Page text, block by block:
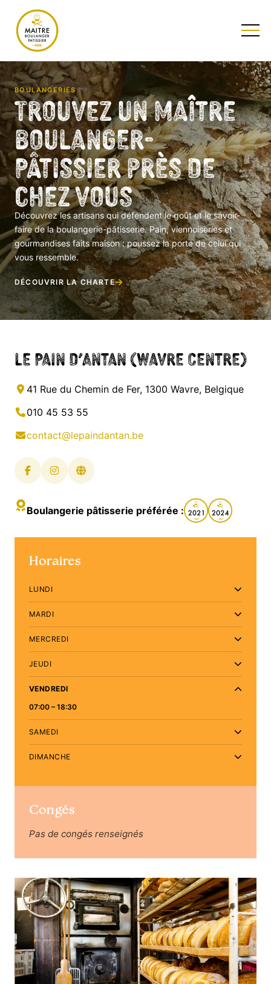
BOULANGERIES
Trouvez un Maître
Boulanger-
Pâtissier près de
chez vous
Découvrez les artisans qui défendent le goût et le savoir-
faire de la boulangerie-pâtisserie. Pain, viennoiseries et
gourmandises faits maison : poussez la porte de celui qui
vous ressemble.
DÉCOUVRIR LA CHARTE
Le Pain d’Antan (Wavre Centre)
41 Rue du Chemin de Fer, 1300 Wavre, Belgique
010 45 53 55
contact@lepaindantan.be
Boulangerie pâtisserie préférée :
Horaires
LUNDI
MARDI
MERCREDI
JEUDI
VENDREDI
07:00 – 18:30
SAMEDI
DIMANCHE
Congés
Pas de congés renseignés